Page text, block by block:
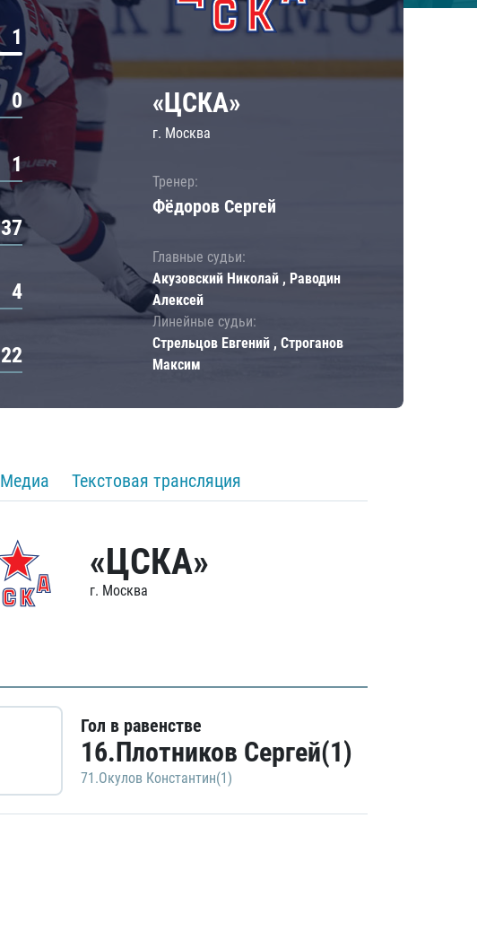
1
0
1
37
4
22
«ЦСКА»
г. Москва
Тренер:
Фёдоров Сергей
Главные судьи:
Акузовский Николай , Раводин
Алексей
Линейные судьи:
Стрельцов Евгений , Строганов
Максим
Медиа Текстовая трансляция
«ЦСКА»
г. Москва
Гол в равенстве
16.Плотников Сергей(1)
71.Окулов Константин(1)